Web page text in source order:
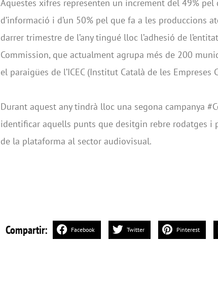
Aquestes xifres representen un increment del 49% pel
d’informació i d’un 50% pel que fa a les produccions
darrer trimestre de l’any tingué lloc l’adhesió de
Commission, que actualment agrupa més de 200
el paraigües de l’ICEC (Institut Català de les Empreses
Durant aquest any tindrà lloc una segona campanya
identificar aquells punts que desitgin rebre rodatges i
de la plataforma al sector audiovisual.
Compartir: Facebook Twitter Pinterest